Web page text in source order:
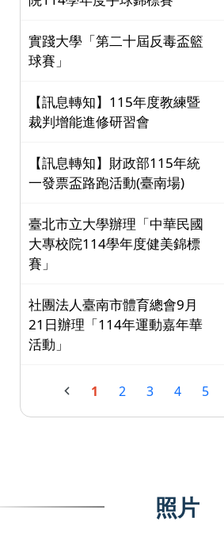
實踐大學「第二十屆反毒盃籃
球賽」
【訊息轉知】115年度教練暨
裁判增能進修研習會
【訊息轉知】財政部115年統
一發票盃路跑活動(臺南場)
臺北市立大學辦理「中華民國
大專校院114學年度健美錦標
賽」
社團法人臺南市體育總會9月
21日辦理「114年運動嘉年華
活動」
1 2 3 4 5
照片